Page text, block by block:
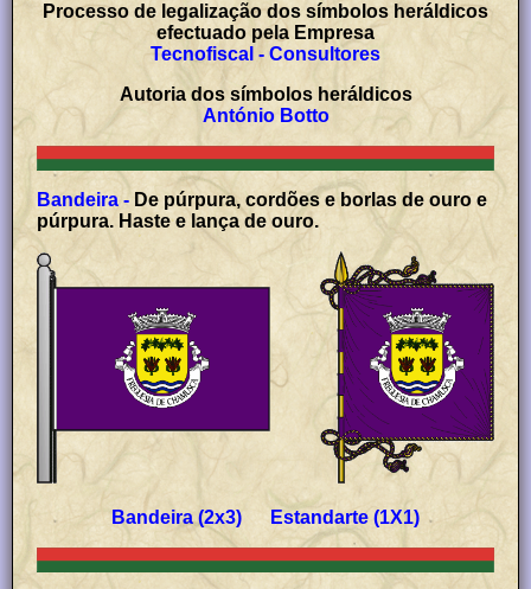
Processo de legalização dos símbolos heráldicos
efectuado pela Empresa
Tecnofiscal - Consultores
Autoria dos símbolos heráldicos
António Botto
Bandeira - De púrpura, cordões e borlas de ouro e
púrpura. Haste e lança de ouro.
Bandeira (2x3) Estandarte (1X1)